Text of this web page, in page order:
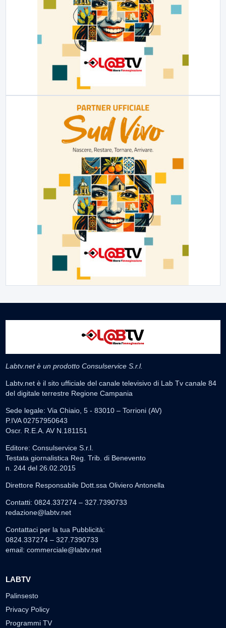
Labtv.net è un prodotto Consulservice S.r.l.
Labtv.net è il sito ufficiale del canale televisivo di Lab Tv canale 84
del digitale terrestre Regione Campania
Sede legale: Via Chiaio, 5 - 83010 – Torrioni (AV)
P.IVA 02757950643
Oscr. R.E.A. AV N.181151
Editore: Consulservice S.r.l.
Testata giornalistica Reg. Trib. di Benevento
n. 244 del 26.02.2015
Direttore Responsabile Dott.ssa Oliviero Antonella
Contatti: 0824.337274 – 327.7390733
redazione@labtv.net
Contattaci per la tua Pubblicità:
0824.337274 – 327.7390733
email: commerciale@labtv.net
LABTV
Palinsesto
Privacy Policy
Programmi TV